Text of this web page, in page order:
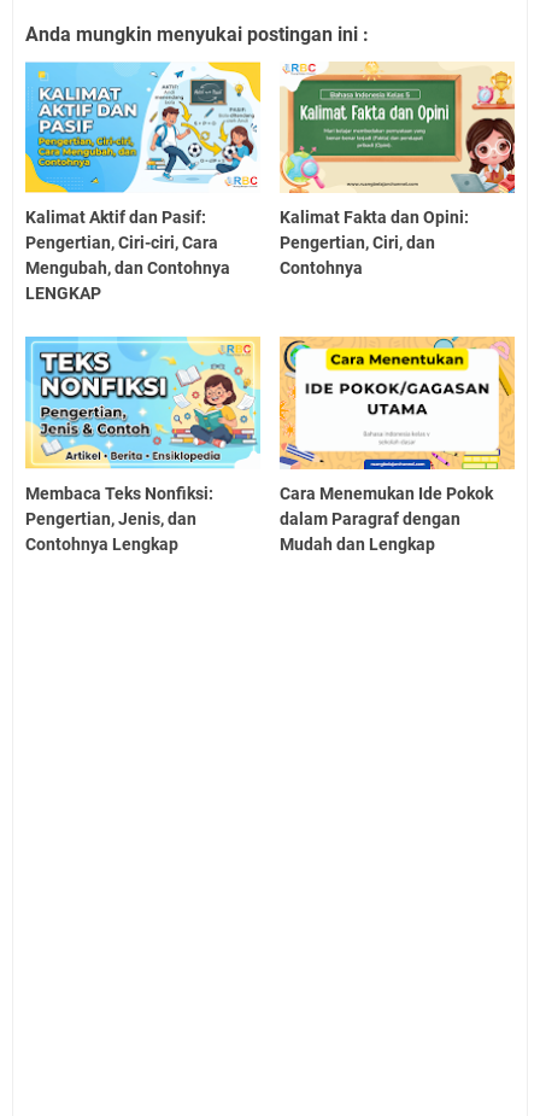
Anda mungkin menyukai postingan ini :
Kalimat Aktif dan Pasif:
Pengertian, Ciri-ciri, Cara
Mengubah, dan Contohnya
LENGKAP
Kalimat Fakta dan Opini:
Pengertian, Ciri, dan
Contohnya
Membaca Teks Nonfiksi:
Pengertian, Jenis, dan
Contohnya Lengkap
Cara Menemukan Ide Pokok
dalam Paragraf dengan
Mudah dan Lengkap